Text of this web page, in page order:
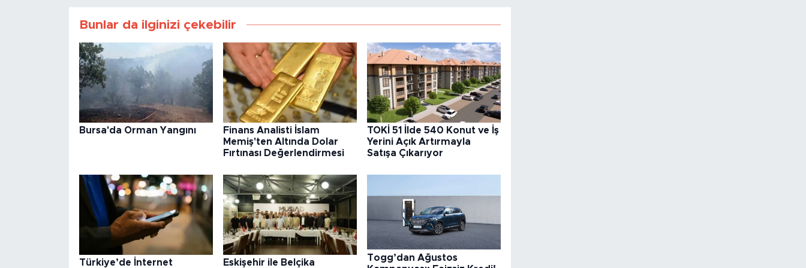
Bunlar da ilginizi çekebilir
Bursa'da Orman Yangını
Finans Analisti İslam
Memiş'ten Altında Dolar
Fırtınası Değerlendirmesi
TOKİ 51 İlde 540 Konut ve İş
Yerini Açık Artırmayla
Satışa Çıkarıyor
Türkiye’de İnternet Eskişehir ile Belçika
Togg’dan Ağustos